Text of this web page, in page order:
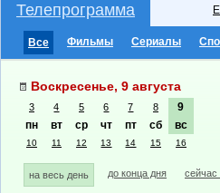
Телепрограмма
Все Фильмы Сериалы
Воскресенье, 9 августа
3 4 5 6 7 8
9
пн
вт ср чт пт сб вс
10 11 12 13 14 15 16
на весь день до конца дня сейчас